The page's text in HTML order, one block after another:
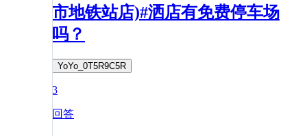
市地铁站店)#洒店有免费停车场
吗？
YoYo_0T5R9C5R
3
回答